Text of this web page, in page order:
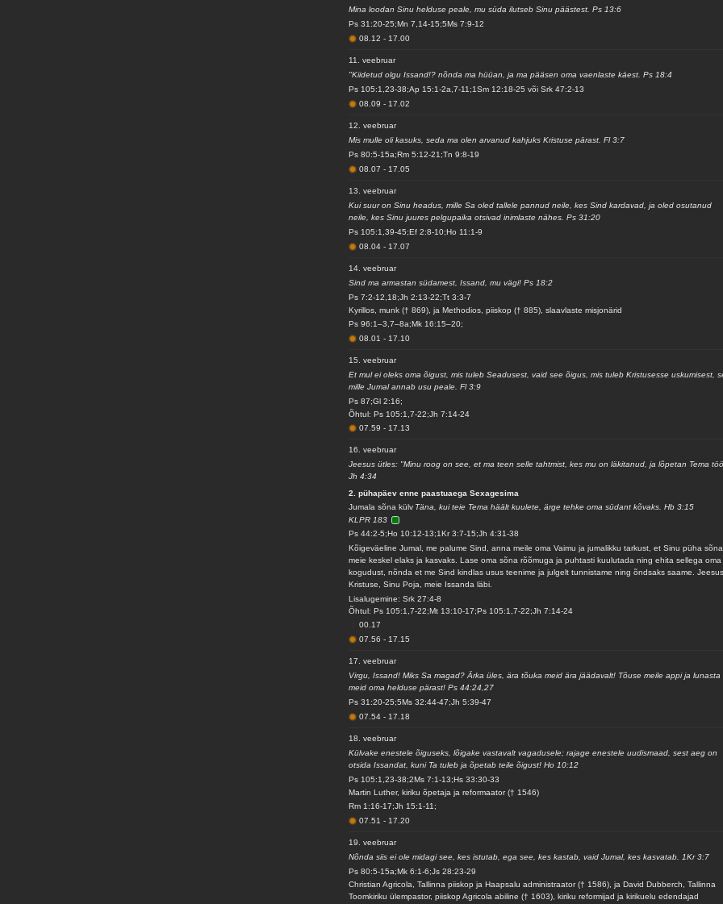
Mina loodan Sinu helduse peale, mu süda ilutseb Sinu päästest. Ps 13:6
Ps 31:20-25;Mn 7,14-15;5Ms 7:9-12
08.12- 17.00
11. veebruar
"Kiidetud olgu Issand!? nõnda ma hüüan, ja ma pääsen oma vaenlaste käest. Ps 18:4
Ps 105:1,23-38;Ap 15:1-2a,7-11;1Sm 12:18-25 või Srk 47:2-13
08.09- 17.02
12. veebruar
Mis mulle oli kasuks, seda ma olen arvanud kahjuks Kristuse pärast. Fl 3:7
Ps 80:5-15a;Rm 5:12-21;Tn 9:8-19
08.07- 17.05
13. veebruar
Kui suur on Sinu headus, mille Sa oled tallele pannud neile, kes Sind kardavad, ja oled osutanud
neile, kes Sinu juures pelgupaika otsivad inimlaste nähes. Ps 31:20
Ps 105:1,39-45;Ef 2:8-10;Ho 11:1-9
08.04- 17.07
14. veebruar
Sind ma armastan südamest, Issand, mu vägi! Ps 18:2
Ps 7:2-12,18;Jh 2:13-22;Tt 3:3-7
Kyrillos, munk († 869), ja Methodios, piiskop († 885), slaavlaste misjonärid
Ps 96:1–3,7–8a;Mk 16:15–20;
08.01- 17.10
15. veebruar
Et mul ei oleks oma õigust, mis tuleb Seadusest, vaid see õigus, mis tuleb Kristusesse uskumisest,
mille Jumal annab usu peale. Fl 3:9
Ps 87;Gl 2:16;
Õhtul: Ps 105:1,7-22;Jh 7:14-24
07.59- 17.13
16. veebruar
Jeesus ütles: "Minu roog on see, et ma teen selle tahtmist, kes mu on läkitanud, ja lõpetan Tema
Jh 4:34
2. pühapäev enne paastuaega Sexagesima
Jumala sõna külv Täna, kui teie Tema häält kuulete, ärge tehke oma südant kõvaks. Hb 3:15
KLPR 183
Ps 44:2-5;Ho 10:12-13;1Kr 3:7-15;Jh 4:31-38
Kõigeväeline Jumal, me palume Sind, anna meile oma Vaimu ja jumalikku tarkust, et Sinu püha sõna
meie keskel elaks ja kasvaks. Lase oma sõna rõõmuga ja puhtasti kuulutada ning ehita sellega oma
kogudust, nõnda et me Sind kindlas usus teenime ja julgelt tunnistame ning õndsaks saame.
Kristuse, Sinu Poja, meie Issanda läbi.
Lisalugemine: Srk 27:4-8
Õhtul: Ps 105:1,7-22;Mt 13:10-17;Ps 105:1,7-22;Jh 7:14-24
00.17
07.56- 17.15
17. veebruar
Virgu, Issand! Miks Sa magad? Ärka üles, ära tõuka meid ära jäädavalt! Tõuse meile appi ja lunasta
meid oma helduse pärast! Ps 44:24,27
Ps 31:20-25;5Ms 32:44-47;Jh 5:39-47
07.54- 17.18
18. veebruar
Külvake enestele õiguseks, lõigake vastavalt vagadusele; rajage enestele uudismaad, sest aeg on
otsida Issandat, kuni Ta tuleb ja õpetab teile õigust! Ho 10:12
Ps 105:1,23-38;2Ms 7:1-13;Hs 33:30-33
Martin Luther, kiriku õpetaja ja reformaator († 1546)
Rm 1:16-17;Jh 15:1-11;
07.51- 17.20
19. veebruar
Nõnda siis ei ole midagi see, kes istutab, ega see, kes kastab, vaid Jumal, kes kasvatab. 1Kr 3:7
Ps 80:5-15a;Mk 6:1-6;Js 28:23-29
Christian Agricola, Tallinna piiskop ja Haapsalu administraator († 1586), ja David Dubberch, Tallinna
Toomkiriku ülempastor, piiskop Agricola abiline († 1603), kiriku reformijad ja kirikuelu edendajad